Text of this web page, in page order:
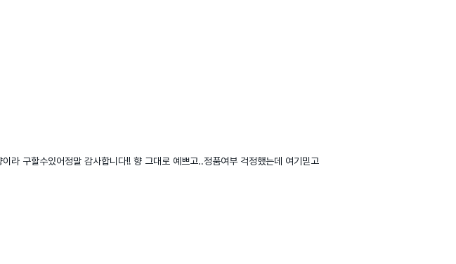
라 구할수있어정말 감사합니다!! 향 그대로 예쁘고..정품여부 걱정했는데 여기믿고